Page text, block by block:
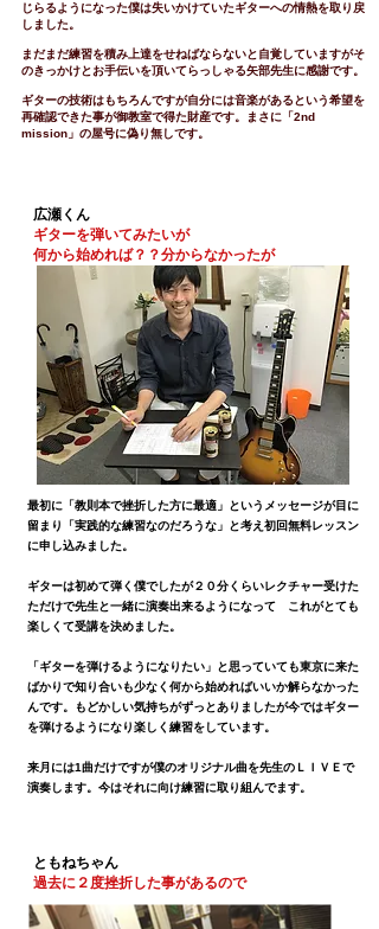
じらるようになった僕は失いかけていたギターへの情熱を取り戻
しました。
まだまだ練習を積み上達をせねばならないと自覚していますがそ
のきっかけとお手伝いを頂いてらっしゃる矢部先生に感謝です。
ギターの技術はもちろんですが自分には音楽があるという希望を
再確認できた事が御教室で得た財産です。まさに「2nd
mission」の屋号に偽り無しです。
広瀬くん
ギターを弾いてみたいが
何から始めれば？？分からなかったが
最初に「教則本で挫折した方に最適」というメッセージが目に
留まり「実践的な練習なのだろうな」と考え初回無料レッスン
に申し込みました。
ギターは初めて弾く僕でしたが２０分くらいレクチャー受けた
ただけで先生と一緒に演奏出来るようになって これがとても
楽しくて受講を決めました。
「ギターを弾けるようになりたい」と思っていても東京に来た
ばかりで知り合いも少なく何から始めればいいか解らなかった
んです。
もどかしい気持ちがずっとありましたが今ではギター
を弾けるようになり楽しく練習をしています。
来月には1曲だけですが僕のオリジナル曲を先生のＬＩＶＥで
演奏します。今はそれに向け練習に取り組んでます。
ともねちゃん
過去に２度挫折した事があるので